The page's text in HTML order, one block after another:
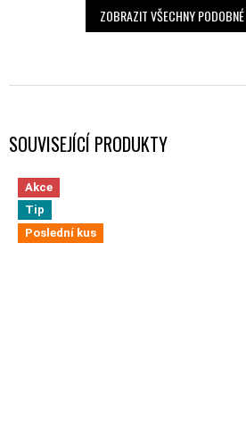
SOUVISEJÍCÍ PRODUKTY
Akce
Tip
Poslední kus
ZOBRAZIT VŠECHNY